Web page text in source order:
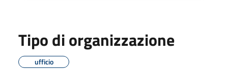
Tipo di organizzazione
ufficio